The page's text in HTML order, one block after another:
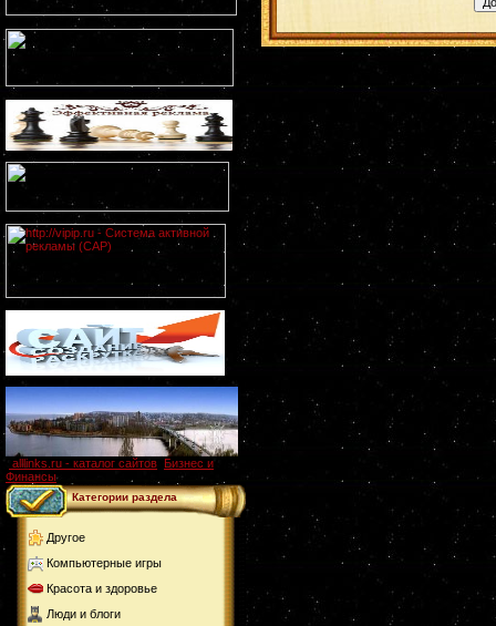
alllinks.ru - каталог сайтов Бизнес и
Финансы
Категории раздела
Другое
Компьютерные игры
Красота и здоровье
Люди и блоги